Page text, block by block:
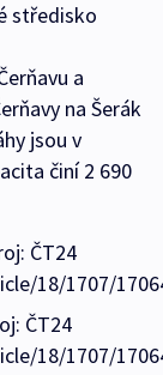
středisko
a
na Šerák
jsou v
činí 2 690
ČT24
18/1707/
ČT24
18/1707/